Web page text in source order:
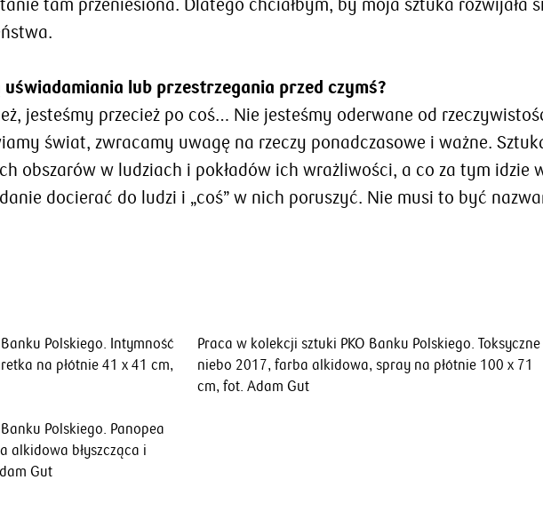
tam przeniesiona. Dlatego chciałbym, by moja sztuka rozwijała
lub przestrzegania przed czymś?
jesteśmy przecież po coś… Nie jesteśmy oderwane od
świat, zwracamy uwagę na rzeczy ponadczasowe i ważne.
obszarów w ludziach i pokładów ich wrażliwości, a co za tym idzie
docierać do ludzi i „coś” w nich poruszyć. Nie musi to być
Polskiego. Intymność
na płótnie 41 x 41 cm,
Praca w kolekcji sztuki PKO Banku Polskiego. Toksyczne
niebo 2017, farba alkidowa, spray na płótnie 100 x 71
cm, fot. Adam Gut
Polskiego. Panopea
alkidowa błyszcząca i
Gut